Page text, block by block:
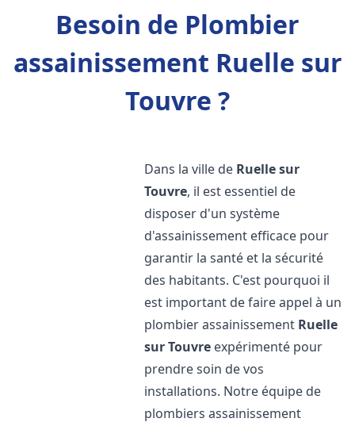
Besoin de Plombier
assainissement Ruelle sur
Touvre ?
Dans la ville de Ruelle sur
Touvre, il est essentiel de
disposer d'un système
d'assainissement efficace pour
garantir la santé et la sécurité
des habitants. C'est pourquoi il
est important de faire appel à un
plombier assainissement Ruelle
sur Touvre expérimenté pour
prendre soin de vos
installations. Notre équipe de
plombiers assainissement